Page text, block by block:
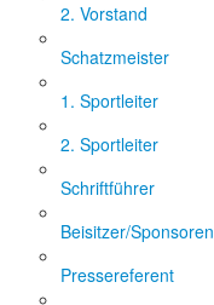
2. Vorstand
Schatzmeister
1. Sportleiter
2. Sportleiter
Schriftführer
Beisitzer/Sponsoren
Pressereferent